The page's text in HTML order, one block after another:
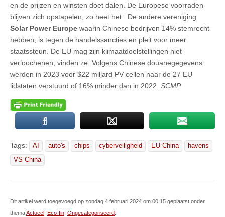
en de prijzen en winsten doet dalen. De Europese voorraden
blijven zich opstapelen, zo heet het. De andere vereniging
Solar Power Europe waarin Chinese bedrijven 14% stemrecht
hebben, is tegen de handelssancties en pleit voor meer
staatssteun. De EU mag zijn klimaatdoelstellingen niet
verloochenen, vinden ze. Volgens Chinese douanegegevens
werden in 2023 voor $22 miljard PV cellen naar de 27 EU
lidstaten verstuurd of 16% minder dan in 2022. SCMP
Tags: AI auto's chips cyberveiligheid EU-China
havens
VS-China
Dit artikel werd toegevoegd op zondag 4 februari 2024 om 00:15 geplaatst onder
themaActueel Eco-fin Ongecategoriseerd